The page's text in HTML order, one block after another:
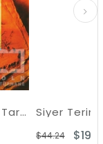
$19.64